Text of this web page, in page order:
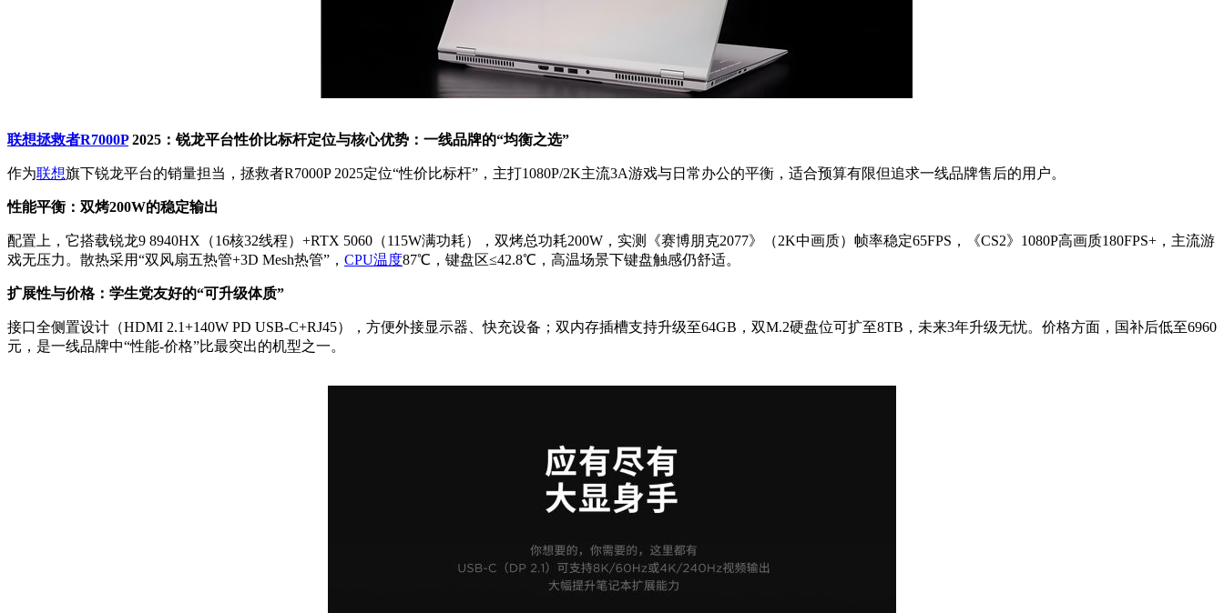
联想拯救者R7000P2025：锐龙平台性价比标杆定位与核心优势：一线品牌的“均衡之选”
作为联想旗下锐龙平台的销量担当，拯救者R7000P 2025定位“性价比标杆”，主打1080P/2K主流3A游戏与日常办公的平衡，适合预算有限但追求一线品牌售后的用户。
性能平衡：双烤200W的稳定输出
配置上，它搭载锐龙9 8940HX（16核32线程）+RTX 5060（115W满功耗），双烤总功耗200W，实测《赛博朋克2077》（2K中画质）帧率稳定65FPS，《CS2》1080P高画质180FPS+，主流游
戏无压力。散热采用“双风扇五热管+3D Mesh热管”， CPU温度87℃，键盘区≤42.8℃，高温场景下键盘触感仍舒适。
扩展性与价格：学生党友好的“可升级体质”
接口全侧置设计（HDMI 2.1+140W PD USB-C+RJ45），方便外接显示器、快充设备；双内存插槽支持升级至64GB，双M.2硬盘位可扩至8TB，未来3年升级无忧。价格方面，国补后低至6960
元，是一线品牌中“性能-价格”比最突出的机型之一。